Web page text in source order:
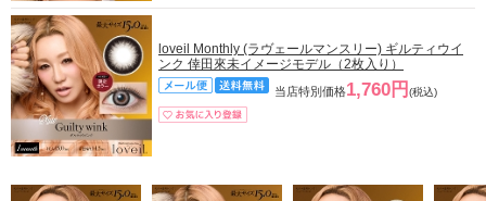
loveil Monthly (ラヴェールマンスリー) ギルティウイ
ンク 倖田來未イメージモデル（2枚入り）
当店特別価格1,760円 (税込)